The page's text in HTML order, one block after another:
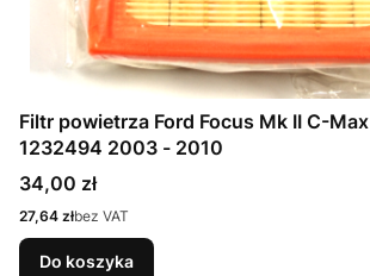
Filtr powietrza Ford Focus Mk II C-Max 1.8 / 2.0 TDCI
1232494 2003 - 2010
Cena
34,00 zł
Cena
27,64 złbez VAT
Do koszyka